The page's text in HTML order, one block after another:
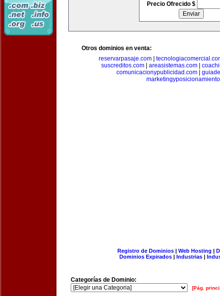
Precio Ofrecido $
Otros dominios en venta:
reservarpasaje.com
suscreditos.com
areasistemas.com
comunicacionypublicidad.com
Registro de Dominios| Web Hosting |
Dominios Expirados | Industrias |
Categorías de Dominio:
[Pág.